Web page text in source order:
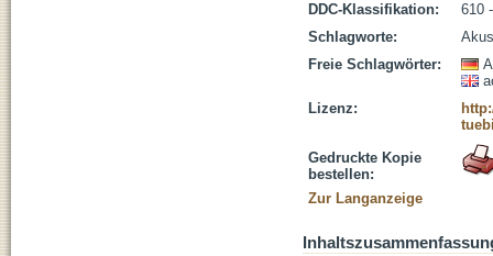
DDC-Klassifikation:
610
Schlagworte:
Freie Schlagwörter:
Lizenz:
Gedruckte Kopie
bestellen:
Zur Langanzeige